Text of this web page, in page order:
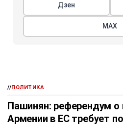
Дзен
МАХ
//ПОЛИТИКА
Пашинян: референдум о
Армении в ЕС требует